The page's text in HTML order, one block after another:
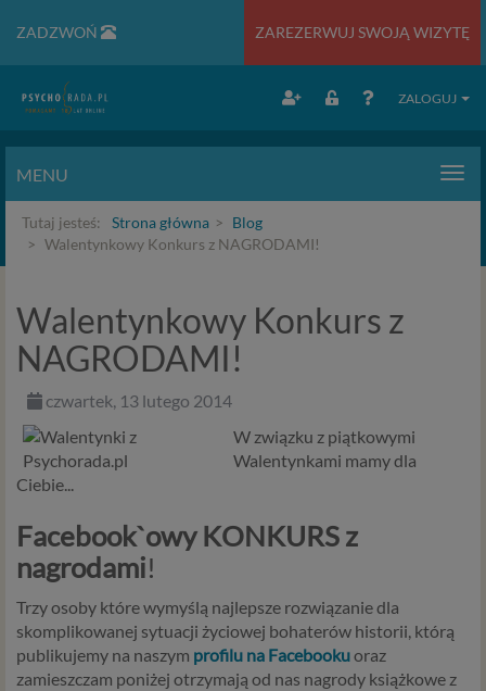
ZADZWOŃ ZAREZERWUJ SWOJĄ WIZYTĘ
ZALOGUJ
MENU
Tutaj jesteś: Strona główna
Blog
Walentynkowy Konkurs z NAGRODAMI!
Walentynkowy Konkurs z
NAGRODAMI!
czwartek, 13 lutego 2014
W związku z piątkowymi
Walentynkami mamy dla
Ciebie...
Facebook`owy KONKURS z
nagrodami!
Trzy osoby które wymyślą najlepsze rozwiązanie dla
skomplikowanej sytuacji życiowej bohaterów historii, którą
publikujemy na naszym profilu na Facebookuoraz
zamieszczam poniżej otrzymają od nas nagrody książkowe z